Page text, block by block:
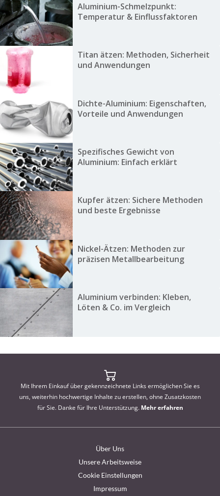
Aluminium-Schmelzpunkt:
Temperatur & Einflussfaktoren
Titan ätzen: Methoden, Sicherheit
und Anwendungen
Dichte-Aluminium: Eigenschaften,
Vorteile und Anwendungen
Spezifisches Gewicht von
Aluminium: Einfach erklärt
Kupfer ätzen: Sichere Methoden
und beste Ergebnisse
Nickel-Ätzen: Methoden zur
präzisen Metallbearbeitung
Aluminium verbinden: Kleben,
Löten & Co. im Vergleich
Mit Ihrem Einkauf über gekennzeichnete Links ermöglichen Sie es
uns, weiterhin hochwertige Inhalte zu erstellen, ohne Zusatzkosten
für Sie. Danke für Ihre Unterstützung. Mehr erfahren
Über Uns
Unsere Arbeitsweise
Cookie Einstellungen
Impressum